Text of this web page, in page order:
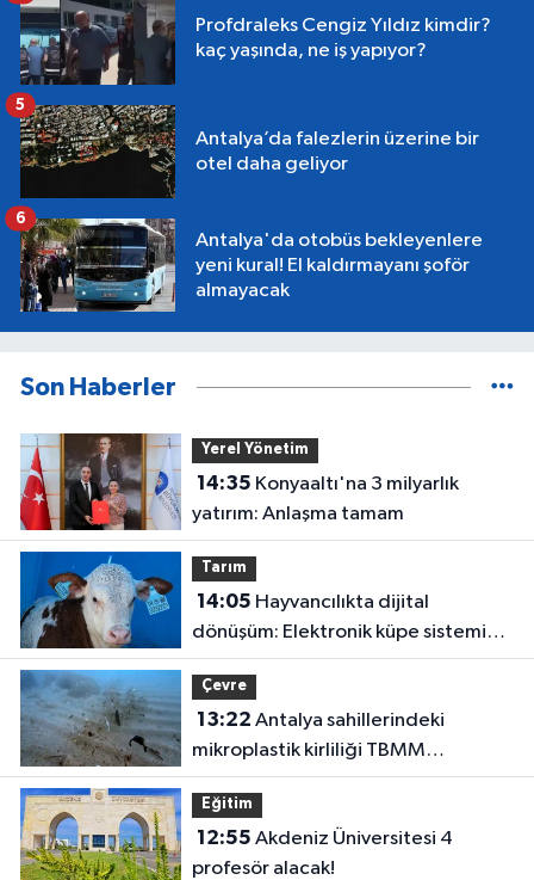
Profdraleks Cengiz Yıldız kimdir?
kaç yaşında, ne iş yapıyor?
Antalya’da falezlerin üzerine bir
otel daha geliyor
5
Antalya'da otobüs bekleyenlere
yeni kural! El kaldırmayanı şoför
almayacak
6
Son Haberler
Yerel Yönetim
14:35
yatırım: Anlaşma tamam
Tarım
14:05
dönüşüm: Elektronik küpe sistemi
başladı
Çevre
13:22
mikroplastik kirliliği TBMM
gündeminde!
Eğitim
12:55
profesör alacak!